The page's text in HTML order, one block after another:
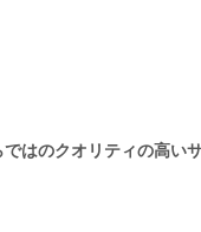
はのクオリティの高い